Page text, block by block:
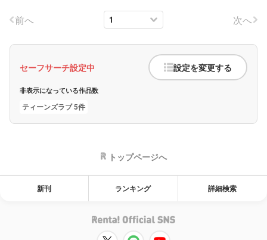
前へ 次へ
セーフサーチ設定中 設定を変更する
非表示になっている作品数
ティーンズラブ 5件
トップページへ
新刊 ランキング 詳細検索